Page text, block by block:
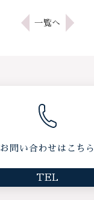
一覧へ
お問い合わせはこちら
TEL